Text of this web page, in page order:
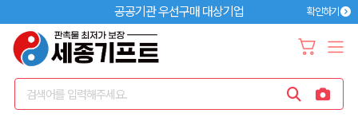
공공기관 우선구매 대상기업 확인하기
검색어를 입력해주세요.